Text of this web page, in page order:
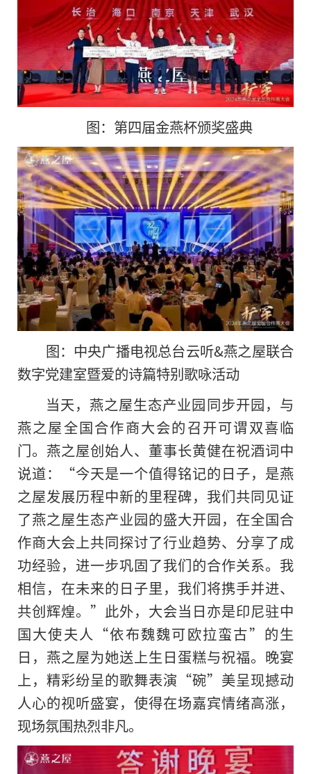
图：第四届金燕杯颁奖盛典
图：中央广播电视总台云听&燕之屋联合
数字党建室暨爱的诗篇特别歌咏活动
当天，燕之屋生态产业园同步开园，与
燕之屋全国合作商大会的召开可谓双喜临
门。燕之屋创始人、董事长黄健在祝酒词中
说道：“今天是一个值得铭记的日子，是燕
之屋发展历程中新的里程碑，我们共同见证
了燕之屋生态产业园的盛大开园，在全国合
作商大会上共同探讨了行业趋势、分享了成
功经验，进一步巩固了我们的合作关系。我
相信，在未来的日子里，我们将携手并进、
共创辉煌。”此外，大会当日亦是印尼驻中
国大使夫人“依布魏魏可欧拉蛮古”的生
日，燕之屋为她送上生日蛋糕与祝福。晚宴
上，精彩纷呈的歌舞表演“碗”美呈现撼动
人心的视听盛宴，使得在场嘉宾情绪高涨，
现场氛围热烈非凡。